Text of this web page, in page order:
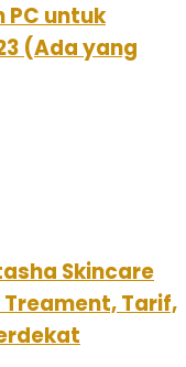
PC untuk
(Ada yang
Skincare
Treament, Tarif,